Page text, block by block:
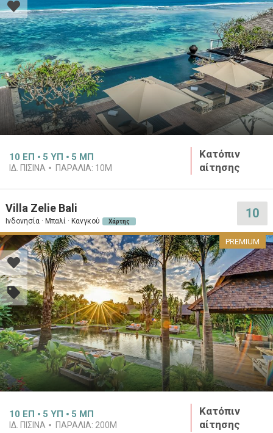
10 ΕΠ 5 ΥΠ 5 ΜΠ
ΙΔ. ΠΙΣΊΝΑ ΠΑΡΑΛΊΑ: 10M
Κατόπιν
αίτησης
Villa Zelie Bali
Ινδονησία · Μπαλί · Κανγκού Χάρτης
10
PREMIUM
10 ΕΠ 5 ΥΠ 5 ΜΠ
ΙΔ. ΠΙΣΊΝΑ ΠΑΡΑΛΊΑ: 200M
Κατόπιν
αίτησης